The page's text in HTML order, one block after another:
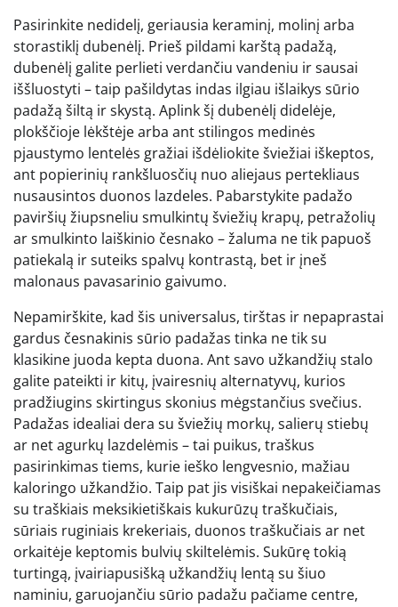
Pasirinkite nedidelį, geriausia keraminį, molinį arba
storastiklį dubenėlį. Prieš pildami karštą padažą,
dubenėlį galite perlieti verdančiu vandeniu ir sausai
iššluostyti – taip pašildytas indas ilgiau išlaikys sūrio
padažą šiltą ir skystą. Aplink šį dubenėlį didelėje,
plokščioje lėkštėje arba ant stilingos medinės
pjaustymo lentelės gražiai išdėliokite šviežiai iškeptos,
ant popierinių rankšluosčių nuo aliejaus pertekliaus
nusausintos duonos lazdeles. Pabarstykite padažo
paviršių žiupsneliu smulkintų šviežių krapų, petražolių
ar smulkinto laiškinio česnako – žaluma ne tik papuoš
patiekalą ir suteiks spalvų kontrastą, bet ir įneš
malonaus pavasarinio gaivumo.
Nepamirškite, kad šis universalus, tirštas ir nepaprastai
gardus česnakinis sūrio padažas tinka ne tik su
klasikine juoda kepta duona. Ant savo užkandžių stalo
galite pateikti ir kitų, įvairesnių alternatyvų, kurios
pradžiugins skirtingus skonius mėgstančius svečius.
Padažas idealiai dera su šviežių morkų, salierų stiebų
ar net agurkų lazdelėmis – tai puikus, traškus
pasirinkimas tiems, kurie ieško lengvesnio, mažiau
kaloringo užkandžio. Taip pat jis visiškai nepakeičiamas
su traškiais meksikietiškais kukurūzų traškučiais,
sūriais ruginiais krekeriais, duonos traškučiais ar net
orkaitėje keptomis bulvių skiltelėmis. Sukūrę tokią
turtingą, įvairiapusišką užkandžių lentą su šiuo
naminiu, garuojančiu sūrio padažu pačiame centre,